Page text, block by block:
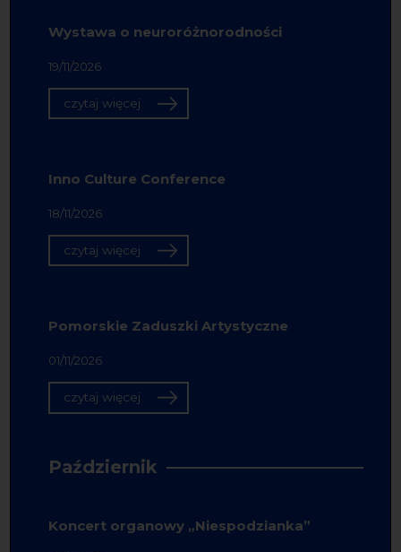
Wystawa o neuroróżnorodności
19/11/2026
czytaj więcej
Inno Culture Conference
18/11/2026
czytaj więcej
Pomorskie Zaduszki Artystyczne
01/11/2026
czytaj więcej
Październik
Koncert organowy „Niespodzianka”